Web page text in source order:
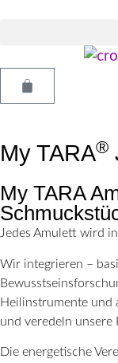
My TARA®
My TARA
Jedes Amulett wird
Wir integrieren –
Heilinstrumente und
und veredeln unsere
Die energetische